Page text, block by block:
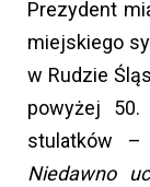
Prezydent
miejskiego
w Rudzie
powyżej
stulatków –
Niedawno